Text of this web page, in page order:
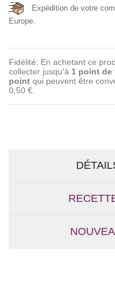
Expédition de votre
Europe.
Fidélité: En achetant ce
collecter jusqu'à 1 point de
point qui peuvent être
0,50 €